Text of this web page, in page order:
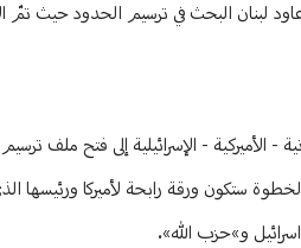
لبنان البحث في ترسيم الحدود حيث تمّ
- الأميركية - الإسرائيلية إلى فتح ملف
ستكون ورقة رابحة لأميركا ورئيسها
و»حزب الله».